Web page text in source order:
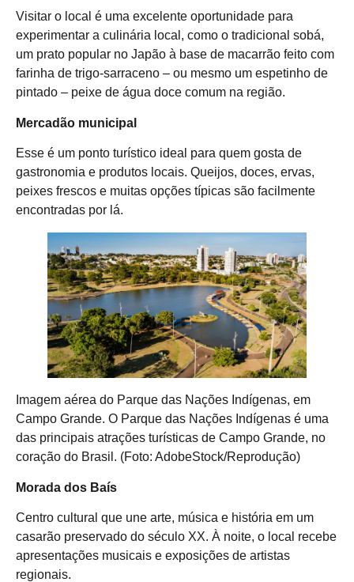
Visitar o local é uma excelente oportunidade para
experimentar a culinária local, como o tradicional sobá,
um prato popular no Japão à base de macarrão feito com
farinha de trigo-sarraceno – ou mesmo um espetinho de
pintado – peixe de água doce comum na região.
Mercadão municipal
Esse é um ponto turístico ideal para quem gosta de
gastronomia e produtos locais. Queijos, doces, ervas,
peixes frescos e muitas opções típicas são facilmente
encontradas por lá.
Imagem aérea do Parque das Nações Indígenas, em
Campo Grande. O Parque das Nações Indígenas é uma
das principais atrações turísticas de Campo Grande, no
coração do Brasil. (Foto: AdobeStock/Reprodução)
Morada dos Baís
Centro cultural que une arte, música e história em um
casarão preservado do século XX. À noite, o local recebe
apresentações musicais e exposições de artistas
regionais.